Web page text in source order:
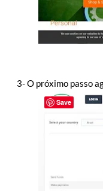
3- O próximo passo
Save